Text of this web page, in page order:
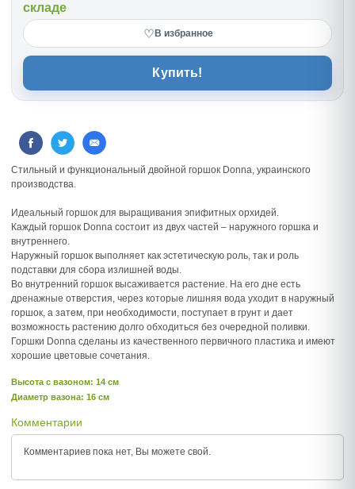
складе
♡ В избранное
Купить!
Стильный и функциональный двойной горшок Donna, украинского
производства.
Идеальный горшок для выращивания эпифитных орхидей.
Каждый горшок Donna состоит из двух частей – наружного горшка и
внутреннего.
Наружный горшок выполняет как эстетическую роль, так и роль
подставки для сбора излишней воды.
Во внутренний горшок высаживается растение. На его дне есть
дренажные отверстия, через которые лишняя вода уходит в наружный
горшок, а затем, при необходимости, поступает в грунт и дает
возможность растению долго обходиться без очередной поливки.
Горшки Donna сделаны из качественного первичного пластика и имеют
хорошие цветовые сочетания.
Высота c вазоном: 14 см
Диаметр вазона: 16 см
Комментарии
Комментариев пока нет, Вы можете свой.